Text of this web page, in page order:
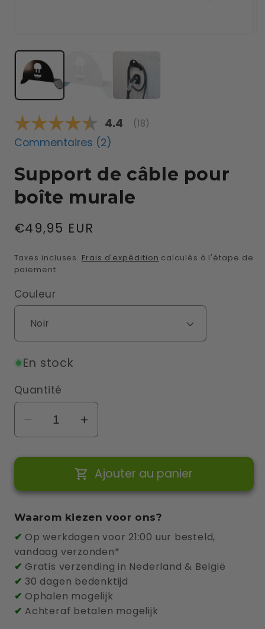
fenêtre
modale
Note moyenne:
4.4 (votes:
18)
Commentaires (2)
Support de câble pour
boîte murale
Prix
€49,95 EUR
Taxes incluses. Frais d'expédition calculés à l'étape de
paiement.
Couleur
En stock
Quantité
Réduire
la
quantité
Support
câble
pour
boîte
murale
Augmenter
la
quantité
de
Support
câble
pour
boîte
murale
Ajouter au panier
Waarom kiezen voor ons?
✔ Op werkdagen voor 21:00 uur besteld,
vandaag verzonden*
✔ Gratis verzending in Nederland & België
✔ 30 dagen bedenktijd
✔ Ophalen mogelijk
✔ Achteraf betalen mogelijk